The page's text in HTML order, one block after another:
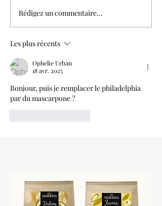
Rédigez un commentaire...
Les plus récents
Ophelie Urban
18 avr. 2025
Bonjour, puis je remplacer le philadelphia
par du mascarpone ?